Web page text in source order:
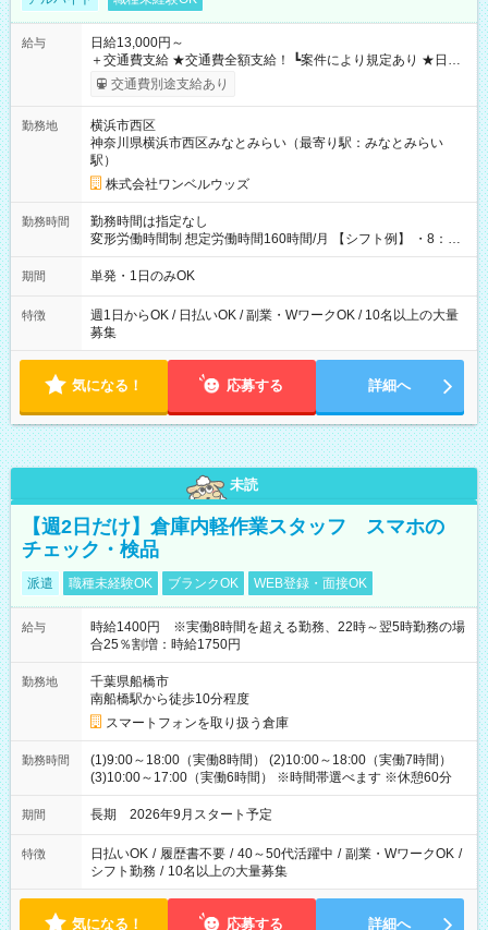
給与
日給13,000円～
＋交通費支給 ★交通費全額支給！ ┗案件により規定あり ★日払
いOK！（規定あり） ┗働いたその日に現金GET♪ お仕事後はコ
ンビニATMから 日払い分を引き落とせます！ 【試用期間】試
交通費別途支給あり
勤務地
横浜市西区
神奈川県横浜市西区みなとみらい（最寄り駅：みなとみらい
駅）
株式会社ワンベルウッズ
勤務時間
勤務時間は指定なし
変形労働時間制 想定労働時間160時間/月 【シフト例】 ・8：00
～21：00
期間 単発・1日のみOK
特徴
週1日からOK / 日払いOK / 副業・WワークOK / 10名以上の大量
募集
気になる！ 応募する 詳細へ
未読
【週2日だけ】倉庫内軽作業スタッフ スマホの
チェック・検品
派遣 職種未経験OK ブランクOK WEB登録・面接OK
給与
時給1400円 ※実働8時間を超える勤務、22時～翌5時勤務の場
合25％割増：時給1750円
勤務地
千葉県船橋市
南船橋駅から徒歩10分程度
スマートフォンを取り扱う倉庫
勤務時間
(1)9:00～18:00（実働8時間） (2)10:00～18:00（実働7時間）
(3)10:00～17:00（実働6時間） ※時間帯選べます ※休憩60分
期間 長期 2026年9月スタート予定
特徴 日払いOK / 履歴書不要 / 40～50代活躍中 / 副業・WワークOK /
シフト勤務 / 10名以上の大量募集
気になる！ 応募する 詳細へ